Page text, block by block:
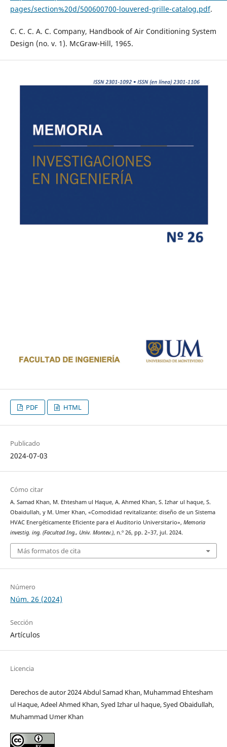
pages/section%20d/500600700-louvered-grille-catalog.pdf.
C. C. C. A. C. Company, Handbook of Air Conditioning System
Design (no. v. 1). McGraw-Hill, 1965.
PDF HTML
Publicado
2024-07-03
Cómo citar
A. Samad Khan, M. Ehtesham ul Haque, A. Ahmed Khan, S. Izhar ul haque, S.
Obaidullah, y M. Umer Khan, «Comodidad revitalizante: diseño de un Sistema
HVAC Energéticamente Eficiente para el Auditorio Universitario», Memoria
investig. ing. (Facultad Ing., Univ. Montev.), n.º 26, pp. 2–37, jul. 2024.
Más formatos de cita
Número
Núm. 26 (2024)
Sección
Artículos
Licencia
Derechos de autor 2024 Abdul Samad Khan, Muhammad Ehtesham
ul Haque, Adeel Ahmed Khan, Syed Izhar ul haque, Syed Obaidullah,
Muhammad Umer Khan